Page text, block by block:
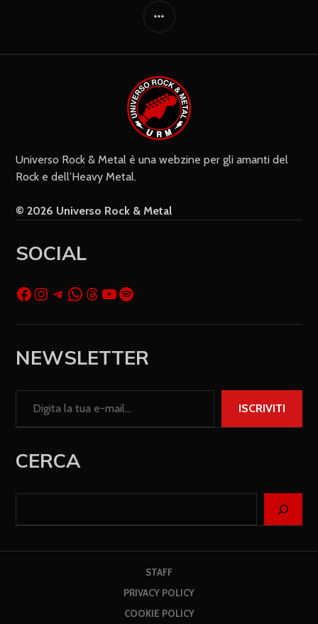
Immediata
Giornalmente
Settimanalmente
Ricevi i nuovi commenti via e-mail
cookie salvi i miei dati (nome, e-mail,
sito web) per il prossimo commento.
Universo Rock & Metal è una webzine per gli amanti del
Rock e dell’Heavy Metal.
© 2026 Universo Rock & Metal
SOCIAL
NEWSLETTER
ISCRIVITI
CERCA
STAFF
PRIVACY POLICY
COOKIE POLICY